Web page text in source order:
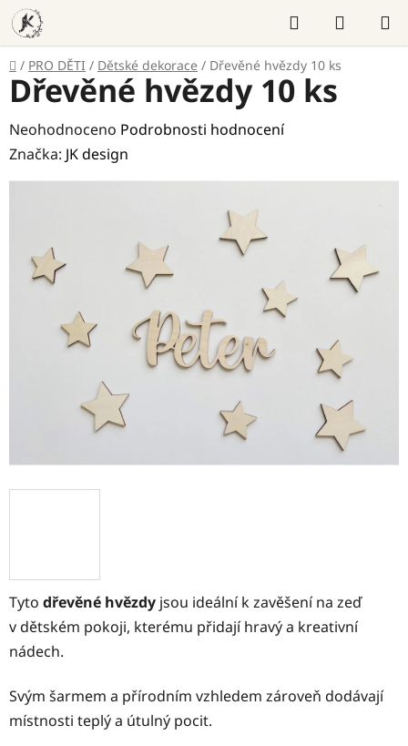
Přejít
na
obsah
Hledat
KOŠÍK
Domů
/ PRO DĚTI / Dětské dekorace / Dřevěné hvězdy 10 ks
Tyto dřevěné hvězdy jsou ideální k zavěšení na zeď
v dětském pokoji, kterému přidají hravý a kreativní
nádech.
Svým šarmem a přírodním vzhledem zároveň dodávají
místnosti teplý a útulný pocit.
Dřevěné hvězdy 10 ks
Průměrné
hodnocení
produktu
Neohodnoceno Podrobnosti hodnocení
Značka: JK design